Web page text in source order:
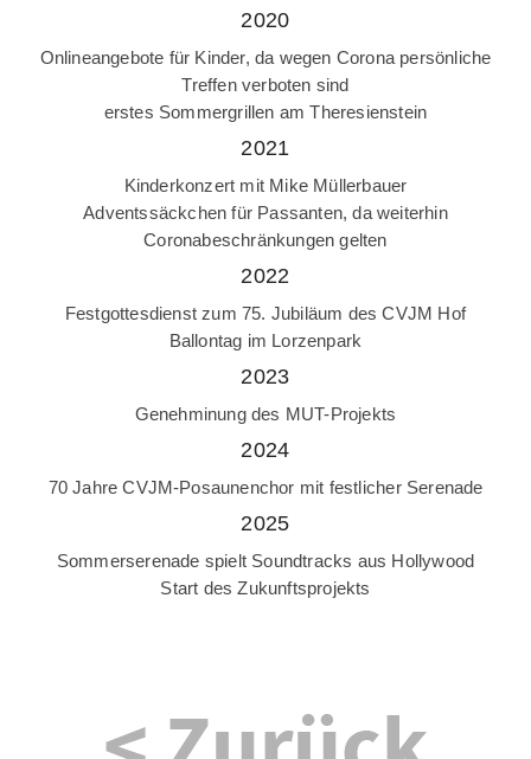
2020
Onlineangebote für Kinder, da wegen Corona persönliche
Treffen verboten sind
erstes Sommergrillen am Theresienstein
2021
Kinderkonzert mit Mike Müllerbauer
Adventssäckchen für Passanten, da weiterhin
Coronabeschränkungen gelten
2022
Festgottesdienst zum 75. Jubiläum des CVJM Hof
Ballontag im Lorzenpark
2023
Genehminung des MUT-Projekts
2024
70 Jahre CVJM-Posaunenchor mit festlicher Serenade
2025
Sommerserenade spielt Soundtracks aus Hollywood
Start des Zukunftsprojekts